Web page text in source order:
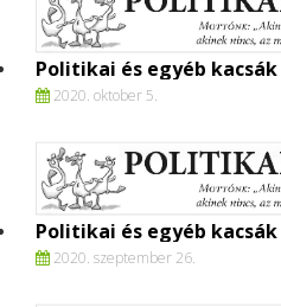
Politikai és egyéb kacsák
2020. oktober 5.
Politikai és egyéb kacsák
2020. szeptember 26.